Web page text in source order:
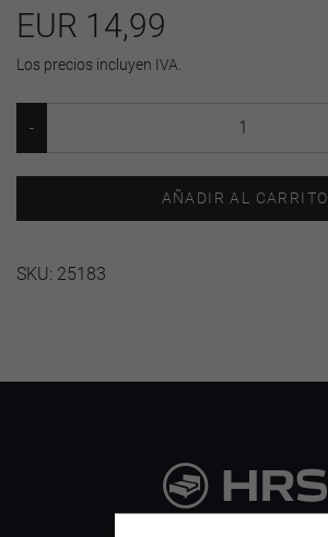
EUR 14,99
Los precios incluyen IVA.
AÑADIR AL CARRITO
SKU: 25183